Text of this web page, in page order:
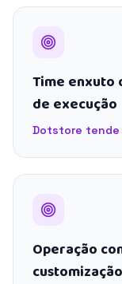
Time enxuto
de execução
Dotstore tende
Operação
customização